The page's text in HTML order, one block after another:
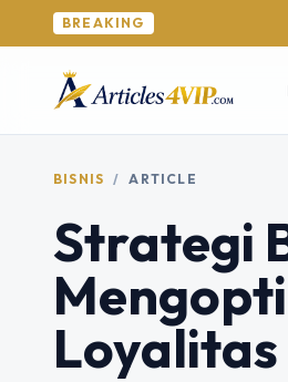
BREAKING
BISNIS / ARTICLE
Strategi